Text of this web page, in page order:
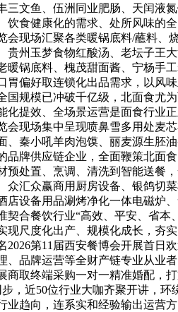
文鱼、伍洲同业肥肠、天闰液
食健康化的需求、处所风味的
现场汇聚各类暖锅底料/蘸料
州玉梦食物红酸汤、老坛子王
锅底料、槐茂甜面酱、宁杨手
偏好取连锁化出品需求，以风
规模已冲破千亿级，北面食尤
提效、全场景运营是面食行业
现场集中呈现喷鼻雪多用处麦
秦小吼羊肉泡馍、丽麦源生胚
牌供应链企业，全面鞭策北面
处置、烹调、清洗到智能送餐
汇众赢商用厨房设备、银鸽切
设备用品涮烤净化一体电磁炉
合餐饮行业“高效、平安、省
尺度化出产、规模化成长，夯
第11届西安餐博会开展首日
品牌运营等全财产链专业从业
取终端采购一对一精准婚配，
，近50位行业大咖齐聚开讲，
趋向，连系实和经验输出运营